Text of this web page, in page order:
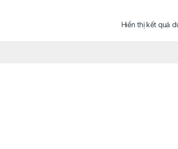
Hiển thị kết quả